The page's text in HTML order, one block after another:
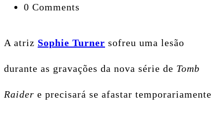
0 Comments
A atriz Sophie Turner sofreu uma lesão
durante as gravações da nova série de Tomb
Raider e precisará se afastar temporariamente